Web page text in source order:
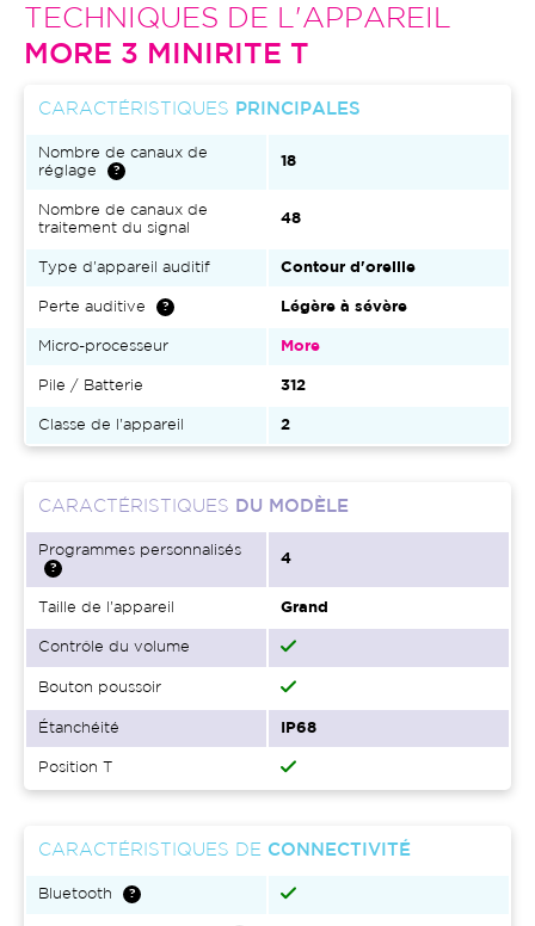
TECHNIQUES DE L'APPAREIL
MORE 3 MINIRITE T
CARACTÉRISTIQUES PRINCIPALES
Nombre de canaux de
réglage
18
Nombre de canaux de
traitement du signal
48
Type d'appareil auditif Contour d'oreille
Perte auditive Légère à sévère
Micro-processeur More
Pile / Batterie 312
Classe de l'appareil 2
CARACTÉRISTIQUES DU MODÈLE
Programmes personnalisés
4
Taille de l'appareil Grand
Contrôle du volume
Bouton poussoir
Étanchéité IP68
Position T
CARACTÉRISTIQUES DE CONNECTIVITÉ
Bluetooth